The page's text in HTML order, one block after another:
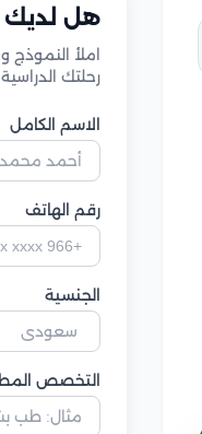
هل لديك
املأ
رحلتك الدراسية.
الاسم الكامل
رقم الهاتف
الجنسية
التخصص